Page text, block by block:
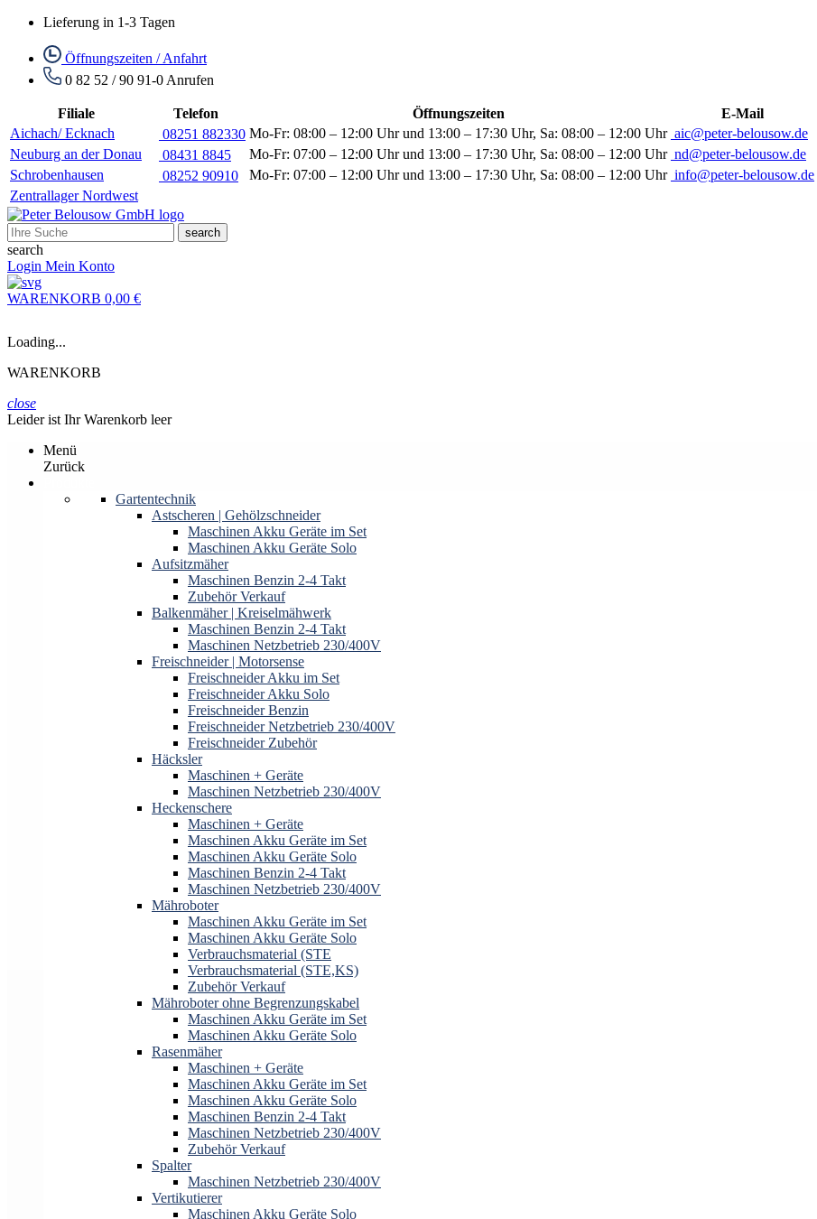
Lieferung in 1-3 Tagen
Öffnungszeiten / Anfahrt
0 82 52 / 90 91-0 Anrufen
Filiale Telefon Öffnungszeiten E-Mail
Aichach/ Ecknach
08251 882330 Mo-Fr: 08:00 – 12:00 Uhr und 13:00 – 17:30 Uhr, Sa: 08:00 – 12:00 Uhr aic@peter-belousow.de
Neuburg an der Donau
08431 8845 Mo-Fr: 07:00 – 12:00 Uhr und 13:00 – 17:30 Uhr, Sa: 08:00 – 12:00 Uhr nd@peter-belousow.de
Schrobenhausen
08252 90910 Mo-Fr: 07:00 – 12:00 Uhr und 13:00 – 17:30 Uhr, Sa: 08:00 – 12:00 Uhr info@peter-belousow.de
Zentrallager Nordwest
search
search
Login Mein Konto
WARENKORB 0,00 €
Loading...
WARENKORB
close
Leider ist Ihr Warenkorb leer
Menü
Zurück
Gartentechnik
Astscheren | Gehölzschneider
Maschinen Akku Geräte im Set
Maschinen Akku Geräte Solo
Aufsitzmäher
Maschinen Benzin 2-4 Takt
Zubehör Verkauf
Balkenmäher | Kreiselmähwerk
Maschinen Benzin 2-4 Takt
Maschinen Netzbetrieb 230/400V
Freischneider | Motorsense
Freischneider Akku im Set
Freischneider Akku Solo
Freischneider Benzin
Freischneider Netzbetrieb 230/400V
Freischneider Zubehör
Häcksler
Maschinen + Geräte
Maschinen Netzbetrieb 230/400V
Heckenschere
Maschinen + Geräte
Maschinen Akku Geräte im Set
Maschinen Akku Geräte Solo
Maschinen Benzin 2-4 Takt
Maschinen Netzbetrieb 230/400V
Mähroboter
Maschinen Akku Geräte im Set
Maschinen Akku Geräte Solo
Verbrauchsmaterial (STE
Verbrauchsmaterial (STE,KS)
Zubehör Verkauf
Mähroboter ohne Begrenzungskabel
Maschinen Akku Geräte im Set
Maschinen Akku Geräte Solo
Rasenmäher
Maschinen + Geräte
Maschinen Akku Geräte im Set
Maschinen Akku Geräte Solo
Maschinen Benzin 2-4 Takt
Maschinen Netzbetrieb 230/400V
Zubehör Verkauf
Spalter
Maschinen Netzbetrieb 230/400V
Vertikutierer
Maschinen Akku Geräte Solo